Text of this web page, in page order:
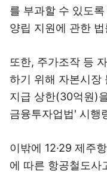
를 부과할 수 있도
양립 지원에 관한
또한, 주가조작 등
하기 위해 자본시장
지급 상한(30억원)
금융투자업법' 시행
이밖에 12·29 제주
에 따른 항공철도사